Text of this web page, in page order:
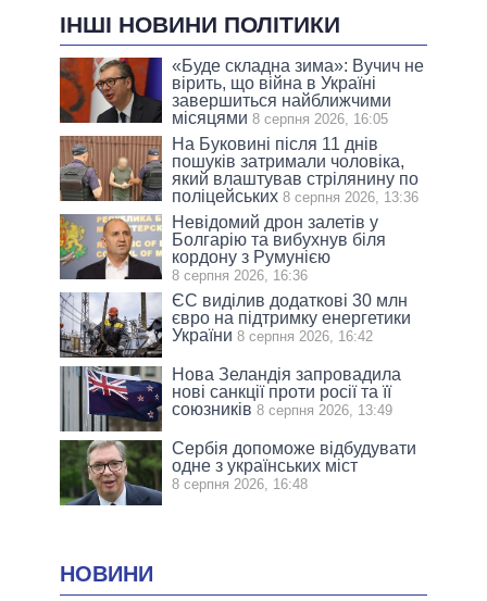
ІНШІ НОВИНИ ПОЛІТИКИ
«Буде складна зима»: Вучич не
вірить, що війна в Україні
завершиться найближчими
місяцями 8 серпня 2026, 16:05
На Буковині після 11 днів
пошуків затримали чоловіка,
який влаштував стрілянину по
поліцейських 8 серпня 2026, 13:36
Невідомий дрон залетів у
Болгарію та вибухнув біля
кордону з Румунією
8 серпня 2026, 16:36
ЄС виділив додаткові 30 млн
євро на підтримку енергетики
України 8 серпня 2026, 16:42
Нова Зеландія запровадила
нові санкції проти росії та її
союзників 8 серпня 2026, 13:49
Сербія допоможе відбудувати
одне з українських міст
8 серпня 2026, 16:48
НОВИНИ